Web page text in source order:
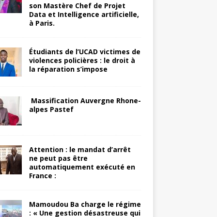
son Mastère Chef de Projet
Data et Intelligence artificielle,
à Paris.
Étudiants de l’UCAD victimes de
violences policières : le droit à
la réparation s’impose
Massification Auvergne Rhone-
alpes Pastef
Attention : le mandat d’arrêt
ne peut pas être
automatiquement exécuté en
France :
Mamoudou Ba charge le régime
: « Une gestion désastreuse qui